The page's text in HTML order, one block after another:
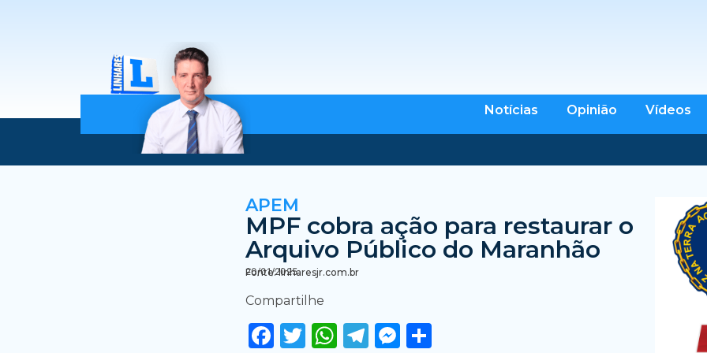
Notícias Opinião Vídeos
APEM
MPF cobra ação para restaurar o
Arquivo Público do Maranhão
Fonte: linharesjr.com.br
20/01/2025
Compartilhe
Facebook
Twitter
WhatsApp
Telegram
Messenger